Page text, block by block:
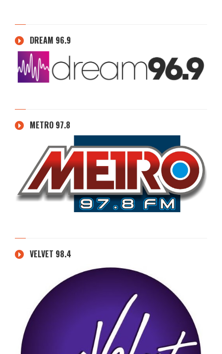
DREAM 96.9
METRO 97.8
VELVET 98.4